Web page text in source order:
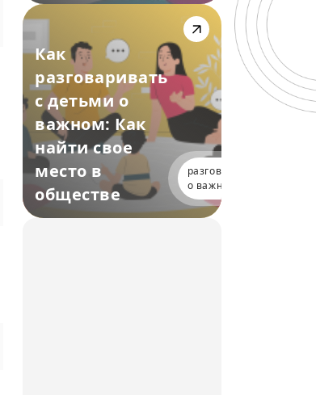
Как
разговаривать
с детьми о
важном: Как
найти свое
место в
обществе
разговоры
о важном